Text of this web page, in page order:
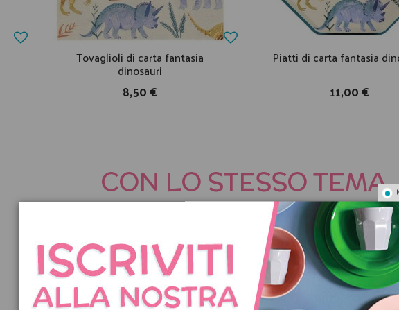
Tovaglioli di carta fantasia
dinosauri
8,50 €
Piatti di carta fantasia
11,00 €
CON LO STESSO TEMA